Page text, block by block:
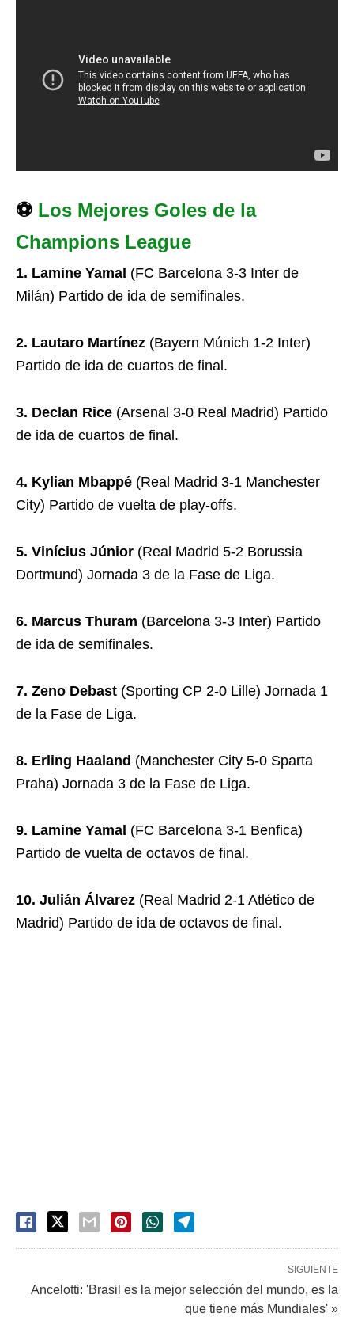
⚽ Los Mejores Goles de la
Champions League
1. Lamine Yamal (FC Barcelona 3-3 Inter de
Milán) Partido de ida de semifinales.
2. Lautaro Martínez (Bayern Múnich 1-2 Inter)
Partido de ida de cuartos de final.
3. Declan Rice (Arsenal 3-0 Real Madrid) Partido
de ida de cuartos de final.
4. Kylian Mbappé (Real Madrid 3-1 Manchester
City) Partido de vuelta de play-offs.
5. Vinícius Júnior (Real Madrid 5-2 Borussia
Dortmund) Jornada 3 de la Fase de Liga.
6. Marcus Thuram (Barcelona 3-3 Inter) Partido
de ida de semifinales.
7. Zeno Debast (Sporting CP 2-0 Lille) Jornada 1
de la Fase de Liga.
8. Erling Haaland (Manchester City 5-0 Sparta
Praha) Jornada 3 de la Fase de Liga.
9. Lamine Yamal (FC Barcelona 3-1 Benfica)
Partido de vuelta de octavos de final.
10. Julián Álvarez (Real Madrid 2-1 Atlético de
Madrid) Partido de ida de octavos de final.
SIGUIENTE
Ancelotti: 'Brasil es la mejor selección del mundo, es la
que tiene más Mundiales' »